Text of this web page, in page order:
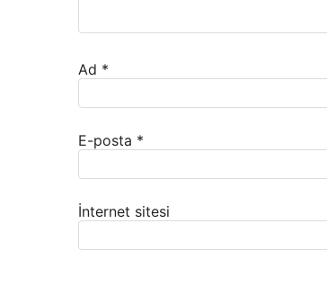
Ad *
E-posta *
İnternet sitesi